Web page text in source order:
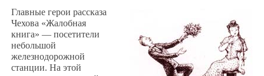
Главные герои рассказа
Чехова «Жалобная
книга» — посетители
небольшой
железнодорожной
станции. На этой